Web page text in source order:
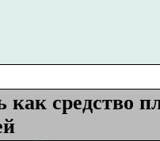
как средство